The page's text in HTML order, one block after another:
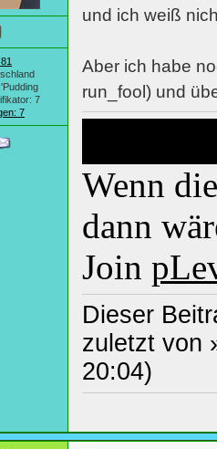
7
7
und ich weiß
Aber ich habe
run_fool) und
Wenn
dann
Join
Dieser
zuletzt von
20:04)